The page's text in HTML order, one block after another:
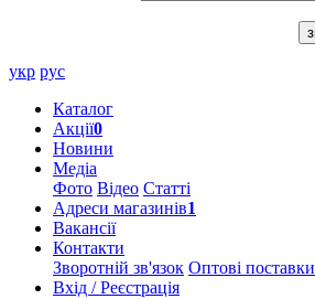
укр рус
Каталог
Акції0
Новини
Медіа
Фото Відео Статті
Адреси магазинів1
Вакансії
Контакти
Зворотній зв'язок Оптові поставки
Вхід / Реєстрація